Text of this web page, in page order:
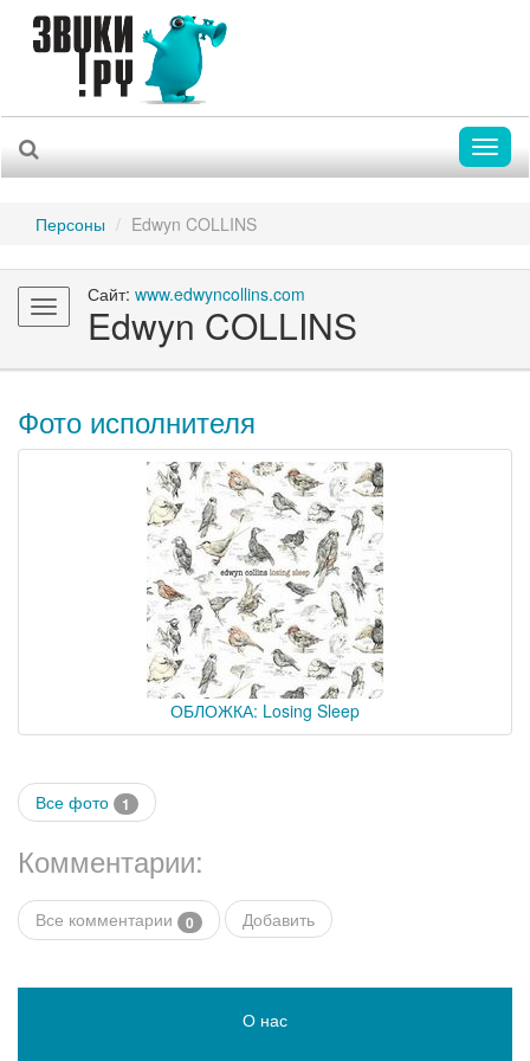
Персоны Edwyn COLLINS
Toggle
navigation
Сайт: www.edwyncollins.com
Edwyn COLLINS
Фото исполнителя
ОБЛОЖКА: Losing Sleep
Все фото 1
Комментарии:
Все комментарии 0 Добавить
О нас